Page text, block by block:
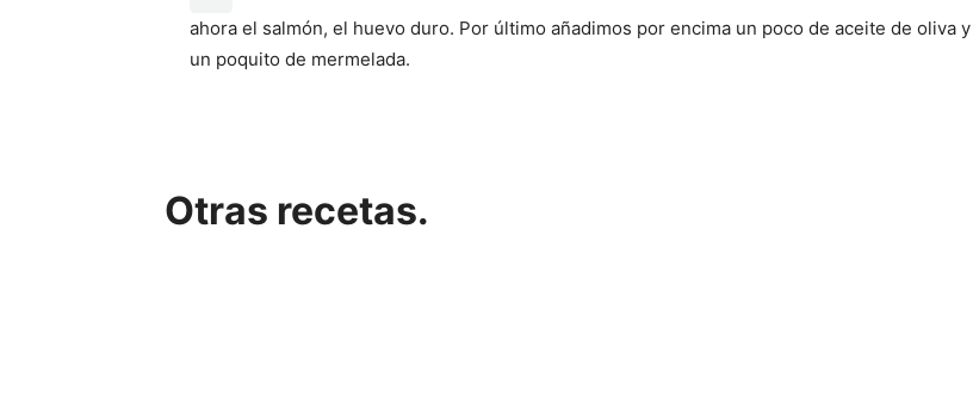
ahora el salmón, el huevo duro. Por último añadimos por encima un poco de aceite de oliva y
un poquito de mermelada.
Otras recetas.